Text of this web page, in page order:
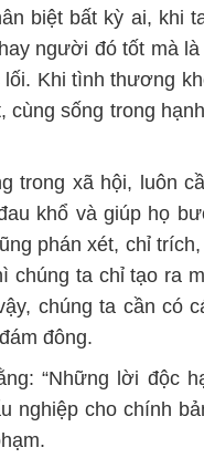
biệt bất kỳ ai, khi
người đó tốt mà
lối. Khi tình thương
cùng sống trong
trong xã hội, luôn
khổ và giúp họ
phán xét, chỉ
chúng ta chỉ tạo ra
chúng ta cần có
đông.
“Những lời độc
nghiệp cho chính